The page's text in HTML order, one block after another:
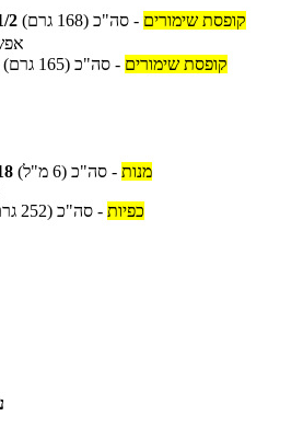
2 קופסת שימורים - סה"כ (168 גרם)
קופסת שימורים - סה"כ (165 גרם)
מנות - סה"כ (6 מ"ל)
כפיות - סה"כ (252 גרם)